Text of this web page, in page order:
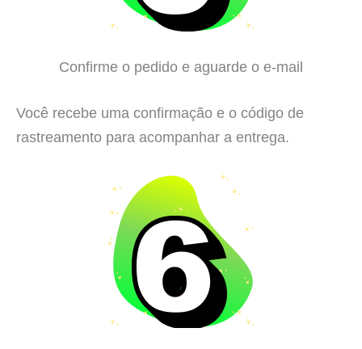
Confirme o pedido e aguarde o e-mail
Você recebe uma confirmação e o código de
rastreamento para acompanhar a entrega.